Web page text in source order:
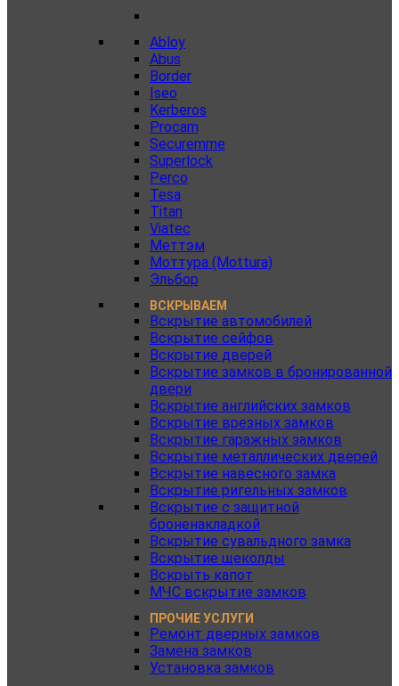
Abloy
Abus
Border
Iseo
Kerberos
Procam
Securemme
Superlock
Perco
Tesa
Titan
Viatec
Меттэм
Моттура (Mottura)
Эльбор
ВСКРЫВАЕМ
Вскрытие автомобилей
Вскрытие сейфов
Вскрытие дверей
Вскрытие замков в бронированной
двери
Вскрытие английских замков
Вскрытие врезных замков
Вскрытие гаражных замков
Вскрытие металлических дверей
Вскрытие навесного замка
Вскрытие ригельных замков
Вскрытие с защитной
броненакладкой
Вскрытие сувальдного замка
Вскрытие щеколды
Вскрыть капот
МЧС вскрытие замков
ПРОЧИЕ УСЛУГИ
Ремонт дверных замков
Замена замков
Установка замков